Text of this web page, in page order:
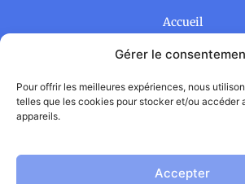
Gérer le
Pour offrir les meilleures expériences, nous
telles que les cookies pour stocker et/ou accéder
appareils.
Accepter
Accueil
DJ-animateur
Contact